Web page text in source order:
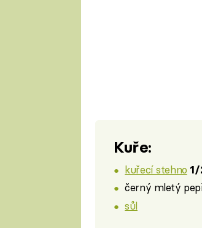
Kuře:
kuřecí stehno 1/
černý mletý
sůl